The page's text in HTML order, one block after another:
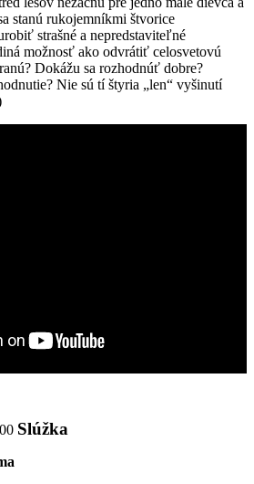
stanú rukojemníkmi štvorice
strašné a nepredstaviteľné
možnosť ako odvrátiť celosvetovú
Dokážu sa rozhodnúť dobre?
Nie sú tí štyria „len“ vyšinutí
Slúžka